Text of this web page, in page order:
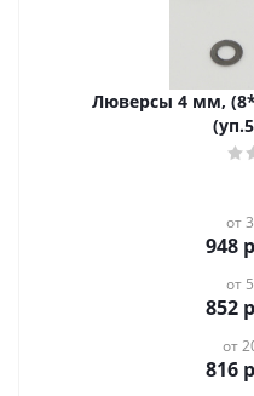
Люверсы 4 мм,
от
948
от
852
от
816